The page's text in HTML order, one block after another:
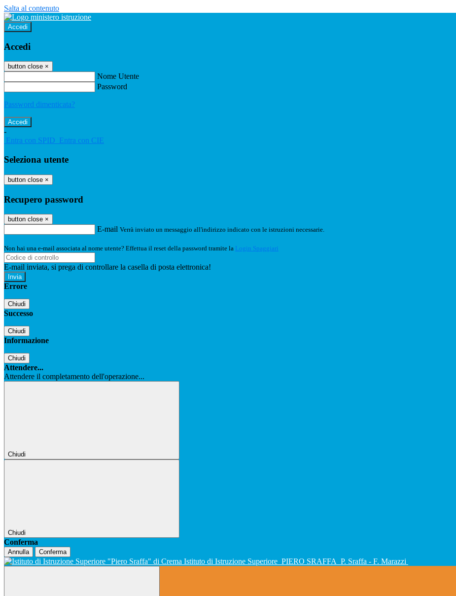
Salta al contenuto
Accedi
Accedi
button close ×
Nome Utente
Password
Password dimenticata?
-
Entra con SPID Entra con CIE
Seleziona utente
button close ×
Recupero password
button close ×
E-mail Verrà inviato un messaggio all'indirizzo indicato con le istruzioni necessarie.
Non hai una e-mail associata al nome utente? Effettua il reset della password tramite la Login Spaggiari
E-mail inviata, si prega di controllare la casella di posta elettronica!
Errore
Chiudi
Successo
Chiudi
Informazione
Chiudi
Attendere...
Attendere il completamento dell'operazione...
Chiudi
Chiudi
Conferma
Annulla Conferma
Istituto di Istruzione Superiore PIERO SRAFFA P. Sraffa - F. Marazzi